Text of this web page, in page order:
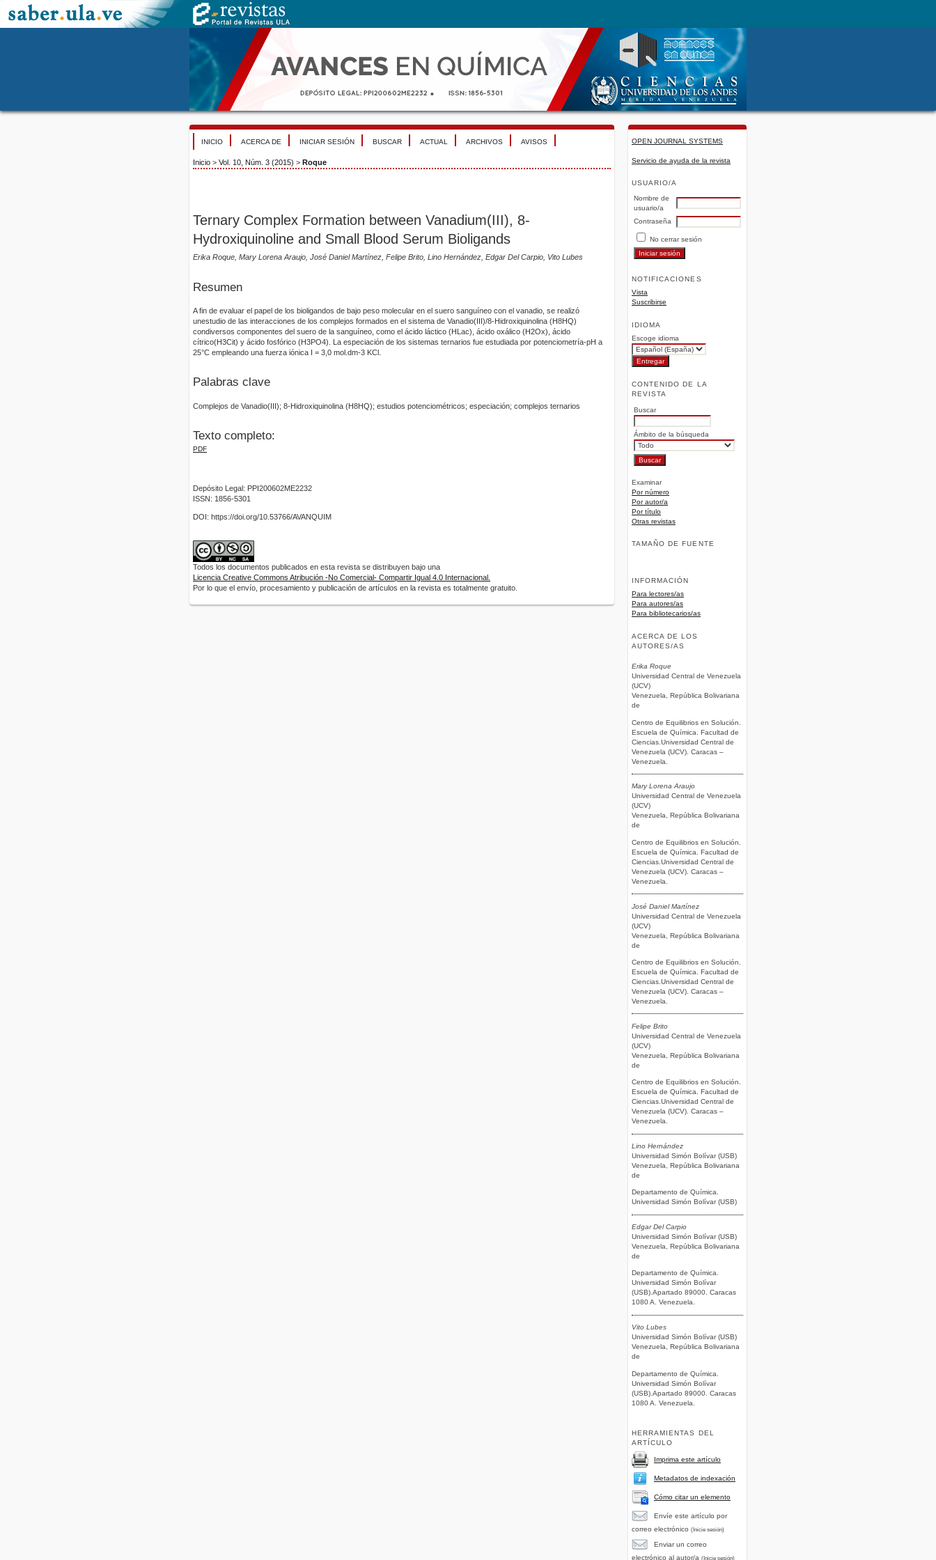
OPEN JOURNAL SYSTEMS
Servicio de ayuda de la revista
USUARIO/A
Nombre de
usuario/a
Contraseña
No cerrar sesión
NOTIFICACIONES
Vista
Suscribirse
IDIOMA
Escoge idioma
CONTENIDO DE LA
REVISTA
Buscar
Ámbito de la búsqueda
Examinar
Por número
Por autor/a
Por título
Otras revistas
TAMAÑO DE FUENTE
INFORMACIÓN
Para lectores/as
Para autores/as
Para bibliotecarios/as
ACERCA DE LOS
AUTORES/AS
Erika Roque
Universidad Central de Venezuela
(UCV)
Venezuela, República Bolivariana
de
Centro de Equilibrios en Solución.
Escuela de Química. Facultad de
Ciencias.Universidad Central de
Venezuela (UCV). Caracas –
Venezuela.
Mary Lorena Araujo
Universidad Central de Venezuela
(UCV)
Venezuela, República Bolivariana
de
Centro de Equilibrios en Solución.
Escuela de Química. Facultad de
Ciencias.Universidad Central de
Venezuela (UCV). Caracas –
Venezuela.
José Daniel Martínez
Universidad Central de Venezuela
(UCV)
Venezuela, República Bolivariana
de
Centro de Equilibrios en Solución.
Escuela de Química. Facultad de
Ciencias.Universidad Central de
Venezuela (UCV). Caracas –
Venezuela.
Felipe Brito
Universidad Central de Venezuela
(UCV)
Venezuela, República Bolivariana
de
Centro de Equilibrios en Solución.
Escuela de Química. Facultad de
Ciencias.Universidad Central de
Venezuela (UCV). Caracas –
Venezuela.
Lino Hernández
Universidad Simón Bolívar (USB)
Venezuela, República Bolivariana
de
Departamento de Química.
Universidad Simón Bolívar (USB)
Edgar Del Carpio
Universidad Simón Bolívar (USB)
Venezuela, República Bolivariana
de
Departamento de Química.
Universidad Simón Bolívar
(USB).Apartado 89000. Caracas
1080 A. Venezuela.
Vito Lubes
Universidad Simón Bolívar (USB)
Venezuela, República Bolivariana
de
Departamento de Química.
Universidad Simón Bolívar
(USB).Apartado 89000. Caracas
1080 A. Venezuela.
HERRAMIENTAS DEL
ARTÍCULO
Imprima este artículo
Metadatos de indexación
Cómo citar un elemento
Envíe este artículo por
correo electrónico (Inicie sesión)
Enviar un correo
electrónico al autor/a (Inicie sesión)
INICIO ACERCA DE INICIAR SESIÓN BUSCAR ACTUAL ARCHIVOS AVISOS
Inicio > Vol. 10, Núm. 3 (2015) > Roque
Ternary Complex Formation between Vanadium(III), 8-
Hydroxiquinoline and Small Blood Serum Bioligands
Erika Roque, Mary Lorena Araujo, José Daniel Martínez, Felipe Brito, Lino Hernández, Edgar Del Carpio, Vito Lubes
Resumen
A fin de evaluar el papel de los bioligandos de bajo peso molecular en el suero sanguíneo con el vanadio, se realizó
unestudio de las interacciones de los complejos formados en el sistema de Vanadio(III)/8-Hidroxiquinolina (H8HQ)
condiversos componentes del suero de la sanguíneo, como el ácido láctico (HLac), ácido oxálico (H2Ox), ácido
cítrico(H3Cit) y ácido fosfórico (H3PO4). La especiación de los sistemas ternarios fue estudiada por potenciometría-pH a
25°C empleando una fuerza iónica I = 3,0 mol.dm-3 KCl.
Palabras clave
Complejos de Vanadio(III); 8-Hidroxiquinolina (H8HQ); estudios potenciométricos; especiación; complejos ternarios
Texto completo:
PDF
Depósito Legal: PPI200602ME2232
ISSN: 1856-5301
DOI: https://doi.org/10.53766/AVANQUIM
Todos los documentos publicados en esta revista se distribuyen bajo una
Licencia Creative Commons Atribución -No Comercial- Compartir Igual 4.0 Internacional.
Por lo que el envío, procesamiento y publicación de artículos en la revista es totalmente gratuito.